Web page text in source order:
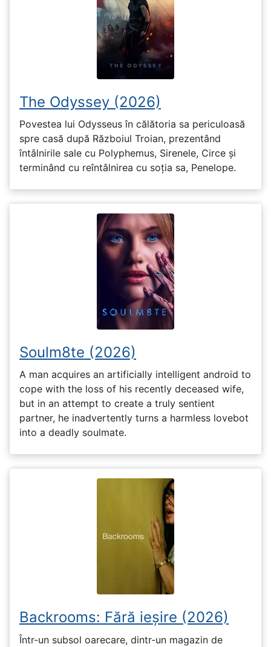
The Odyssey (2026)
Povestea lui Odysseus în călătoria sa periculoasă
spre casă după Războiul Troian, prezentând
întâlnirile sale cu Polyphemus, Sirenele, Circe și
terminând cu reîntâlnirea cu soția sa, Penelope.
Soulm8te (2026)
A man acquires an artificially intelligent android to
cope with the loss of his recently deceased wife,
but in an attempt to create a truly sentient
partner, he inadvertently turns a harmless lovebot
into a deadly soulmate.
Backrooms: Fără ieșire (2026)
Într-un subsol oarecare, dintr-un magazin de